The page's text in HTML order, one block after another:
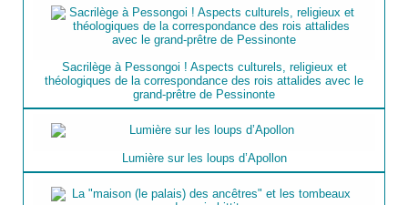
Sacrilège à Pessongoi ! Aspects culturels, religieux et
théologiques de la correspondance des rois attalides avec le
grand-prêtre de Pessinonte
Lumière sur les loups d’Apollon